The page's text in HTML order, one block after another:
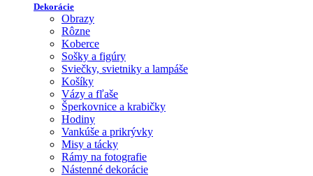
Dekorácie
Obrazy
Rôzne
Koberce
Sošky a figúry
Sviečky, svietniky a lampáše
Košíky
Vázy a fľaše
Šperkovnice a krabičky
Hodiny
Vankúše a prikrývky
Misy a tácky
Rámy na fotografie
Nástenné dekorácie